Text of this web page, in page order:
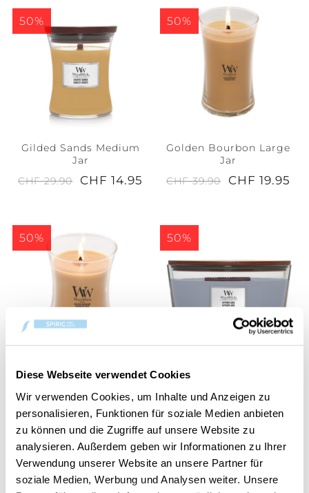
Diese Webseite verwendet Cookies
Wir verwenden Cookies, um Inhalte und Anzeigen zu
personalisieren, Funktionen für soziale Medien anbieten
zu können und die Zugriffe auf unsere Website zu
analysieren. Außerdem geben wir Informationen zu Ihrer
Verwendung unserer Website an unsere Partner für
soziale Medien, Werbung und Analysen weiter. Unsere
50%
Gilded Sands Medium
Jar
CHF 29.90
CHF 14.95
50%
Golden Bourbon Large
Jar
CHF 39.90
CHF 19.95
50%
Medium Jar
CHF 29.90
CHF 14.95
50%
CHF 44.90 CHF 22.45
50% 50%